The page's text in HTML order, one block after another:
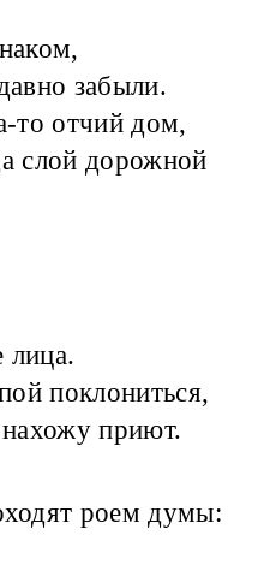
забыли.
то отчий дом,
слой дорожной
лица.
поклониться,
приют.
роем думы: